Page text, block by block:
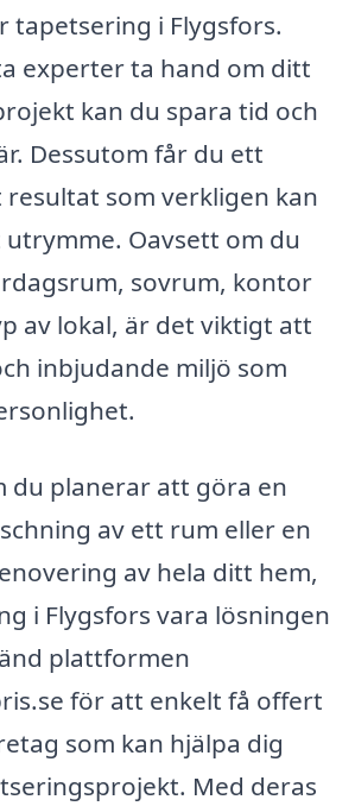
tapetsering i Flygsfors.
experter ta hand om ditt
kan du spara tid och
Dessutom får du ett
som verkligen kan
Oavsett om du
sovrum, kontor
av lokal, är det viktigt att
inbjudande miljö som
du planerar att göra en
av ett rum eller en
av hela ditt hem,
i Flygsfors vara lösningen
plattformen
för att enkelt få offert
som kan hjälpa dig
Med deras